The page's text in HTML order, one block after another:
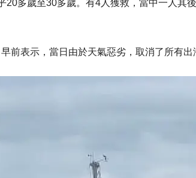
20多歲至30多歲。有4人獲救，當中一人其
前表示，當日由於天氣惡劣，取消了所有出